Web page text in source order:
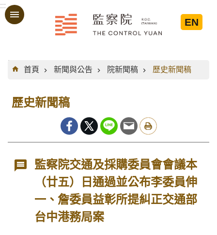
跳到主要內容區塊
:::
EN
:::
首頁
新聞與公告 院新聞稿 歷史新聞稿
歷史新聞稿
監察院交通及採購委員會會議本
（廿五）日通過並公布李委員伸
一、詹委員益彰所提糾正交通部
台中港務局案